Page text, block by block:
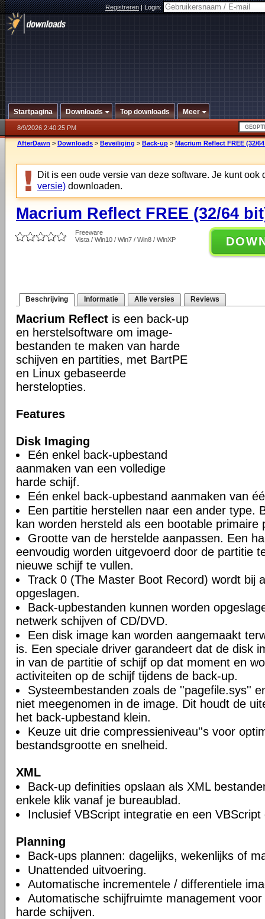
Registreren|Login:
Startpagina Downloads Top downloads Meer
8/9/2026 2:40:25 PM
AfterDawn > Downloads > Beveiliging > Back-up > Macrium Reflect FREE (32/
Dit is een oude versie van deze software. Je kunt ook
versie) downloaden.
Macrium Reflect FREE (32/64
Freeware
Vista / Win10 / Win7 / Win8 / WinXP
Beschrijving Informatie Alle versies Reviews
Macrium Reflect is een back-up
en herstelsoftware om image-
bestanden te maken van harde
schijven en partities, met BartPE
en Linux gebaseerde
herstelopties.
Features
Disk Imaging
Eén enkel back-upbestand
aanmaken van een volledige
harde schijf.
Eén enkel back-upbestand aanmaken van
Een partitie herstellen naar een ander type.
kan worden hersteld als een bootable primaire
Grootte van de herstelde aanpassen. Een
eenvoudig worden uitgevoerd door de partitie
nieuwe schijf te vullen.
Track 0 (The Master Boot Record) wordt bij
opgeslagen.
Back-upbestanden kunnen worden
netwerk schijven of CD/DVD.
Een disk image kan worden aangemaakt
is. Een speciale driver garandeert dat de disk
in van de partitie of schijf op dat moment en
activiteiten op de schijf tijdens de back-up.
Systeembestanden zoals de ''pagefile.sys''
niet meegenomen in de image. Dit houdt de
het back-upbestand klein.
Keuze uit drie compressieniveau''s voor
bestandsgrootte en snelheid.
XML
Back-up definities opslaan als XML
enkele klik vanaf je bureaublad.
Inclusief VBScript integratie en een VBScript
Planning
Back-ups plannen: dagelijks, wekenlijks of
Unattended uitvoering.
Automatische incrementele / differentiele
Automatische schijfruimte management
harde schijven.